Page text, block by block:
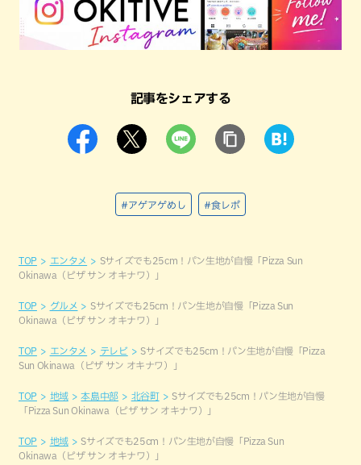
記事をシェアする
#アゲアゲめし #食レポ
TOP エンタメ
Sサイズでも25cm！パン生地が自慢「Pizza Sun
Okinawa（ピザ サン オキナワ）」
TOP グルメ
Sサイズでも25cm！パン生地が自慢「Pizza Sun
Okinawa（ピザ サン オキナワ）」
TOP エンタメ テレビ
Sサイズでも25cm！パン生地が自慢「Pizza
Sun Okinawa（ピザ サン オキナワ）」
TOP 地域 本島中部 北谷町
Sサイズでも25cm！パン生地が自慢
「Pizza Sun Okinawa（ピザ サン オキナワ）」
TOP 地域
Sサイズでも25cm！パン生地が自慢「Pizza Sun
Okinawa（ピザ サン オキナワ）」